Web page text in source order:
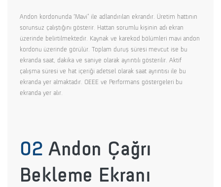
Andon kordonunda “Mavi” ile adlandırılan ekrandır. Üretim hattının
sorunsuz çalıştığını gösterir. Hattan sorumlu kişinin adı ekran
üzerinde belirtilmektedir. Kaynak ve karekod bölümleri mavi andon
kordonu üzerinde görülür. Toplam duruş süresi mevcut ise bu
ekranda saat, dakika ve saniye olarak ayrıntılı gösterilir. Aktif
çalışma süresi ve hat içeriği adetsel olarak saat ayrıntısı ile bu
ekranda yer almaktadır. OEEE ve Performans göstergeleri bu
ekranda yer alır.
02 Andon Çağrı
Bekleme Ekranı